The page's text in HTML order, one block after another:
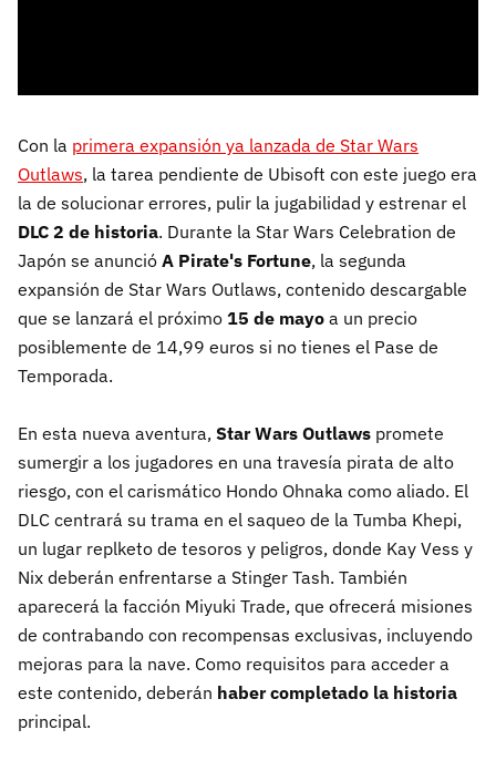
Con la primera expansión ya lanzada de Star Wars
Outlaws, la tarea pendiente de Ubisoft con este juego era
la de solucionar errores, pulir la jugabilidad y estrenar el
DLC 2 de historia. Durante la Star Wars Celebration de
Japón se anunció A Pirate's Fortune, la segunda
expansión de Star Wars Outlaws, contenido descargable
que se lanzará el próximo 15 de mayo a un precio
posiblemente de 14,99 euros si no tienes el Pase de
Temporada.
En esta nueva aventura, Star Wars Outlaws promete
sumergir a los jugadores en una travesía pirata de alto
riesgo, con el carismático Hondo Ohnaka como aliado. El
DLC centrará su trama en el saqueo de la Tumba Khepi,
un lugar replketo de tesoros y peligros, donde Kay Vess y
Nix deberán enfrentarse a Stinger Tash. También
aparecerá la facción Miyuki Trade, que ofrecerá misiones
de contrabando con recompensas exclusivas, incluyendo
mejoras para la nave. Como requisitos para acceder a
este contenido, deberán haber completado la historia
principal.